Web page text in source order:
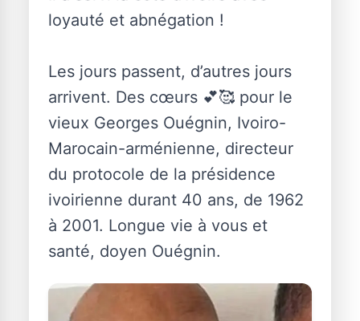
loyauté et abnégation !
Les jours passent, d’autres jours
arrivent. Des cœurs 💕🥰 pour le
vieux Georges Ouégnin, Ivoiro-
Marocain-arménienne, directeur
du protocole de la présidence
ivoirienne durant 40 ans, de 1962
à 2001. Longue vie à vous et
santé, doyen Ouégnin.